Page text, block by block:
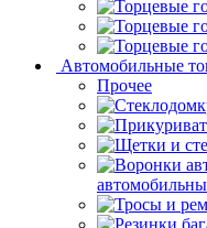
Автомобильные
Прочее